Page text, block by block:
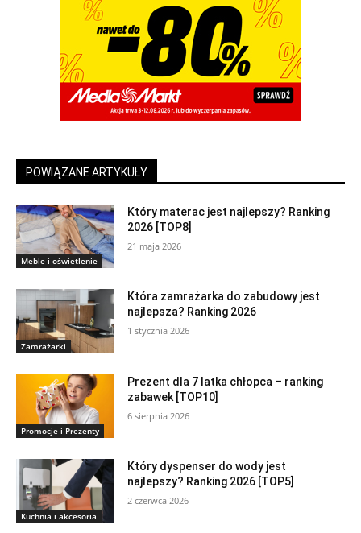
POWIĄZANE ARTYKUŁY
Meble i oświetlenie
Który materac jest najlepszy? Ranking
2026 [TOP8]
21 maja 2026
Zamrażarki
Która zamrażarka do zabudowy jest
najlepsza? Ranking 2026
1 stycznia 2026
Promocje i Prezenty
Prezent dla 7 latka chłopca – ranking
zabawek [TOP10]
6 sierpnia 2026
Kuchnia i akcesoria
Który dyspenser do wody jest
najlepszy? Ranking 2026 [TOP5]
2 czerwca 2026